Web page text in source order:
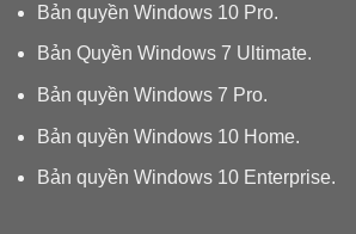
Bản quyền Windows 10 Pro.
Bản Quyền Windows 7 Ultimate.
Bản quyền Windows 7 Pro.
Bản quyền Windows 10 Home.
Bản quyền Windows 10 Enterprise.